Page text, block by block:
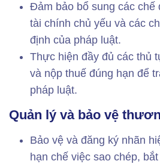
Đảm bảo bổ sung các chế
tài chính chủ yếu và các
định của pháp luật.
Thực hiện đầy đủ các thủ
và nộp thuế đúng hạn để
pháp luật.
Quản lý và bảo vệ
Bảo vệ và đăng ký nhãn
hạn chế việc sao chép,